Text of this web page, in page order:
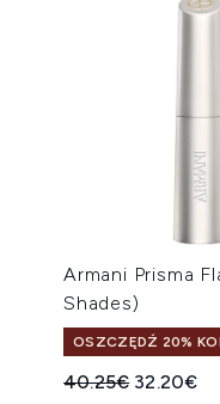
Armani Prisma
Shades)
OSZCZĘDŹ 20%
Sugerowana
40.25€ Aktualna
32.20€